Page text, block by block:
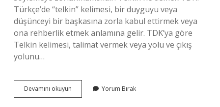
Türkçe’de “telkin” kelimesi, bir duyguyu veya
düşünceyi bir başkasına zorla kabul ettirmek veya
ona rehberlik etmek anlamına gelir. TDK’ya göre
Telkin kelimesi, talimat vermek veya yolu ve çıkış
yolunu…
Devamını okuyun
Cümlesi
Yorum Bırak